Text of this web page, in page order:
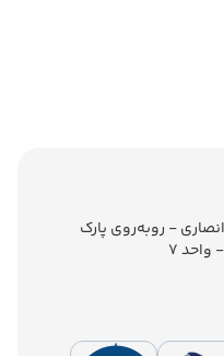
- روبه‌روی پارک
7